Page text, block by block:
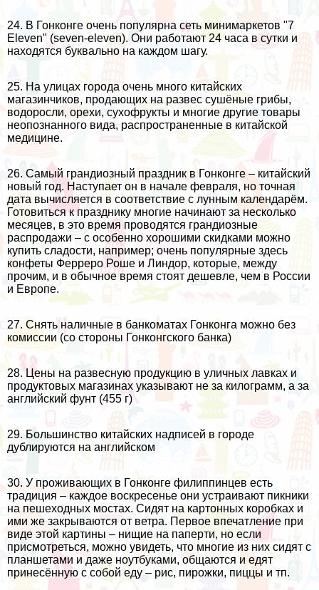
24. В Гонконге очень популярна сеть минимаркетов "7
Eleven" (seven-eleven). Они работают 24 часа в сутки и
находятся буквально на каждом шагу.
25. На улицах города очень много китайских
магазинчиков, продающих на развес сушёные грибы,
водоросли, орехи, сухофрукты и многие другие товары
неопознанного вида, распространенные в китайской
медицине.
26. Самый грандиозный праздник в Гонконге – китайский
новый год. Наступает он в начале февраля, но точная
дата вычисляется в соответствие с лунным календарём.
Готовиться к празднику многие начинают за несколько
месяцев, в это время проводятся грандиозные
распродажи – с особенно хорошими скидками можно
купить сладости, например; очень популярные здесь
конфеты Ферреро Роше и Линдор, которые, между
прочим, и в обычное время стоят дешевле, чем в России
и Европе.
27. Снять наличные в банкоматах Гонконга можно без
комиссии (со стороны Гонконгского банка)
28. Цены на развесную продукцию в уличных лавках и
продуктовых магазинах указывают не за килограмм, а за
английский фунт (455 г)
29. Большинство китайских надписей в городе
дублируются на английском
30. У проживающих в Гонконге филиппинцев есть
традиция – каждое воскресенье они устраивают пикники
на пешеходных мостах. Сидят на картонных коробках и
ими же закрываются от ветра. Первое впечатление при
виде этой картины – нищие на паперти, но если
присмотреться, можно увидеть, что многие из них сидят с
планшетами и даже ноутбуками, общаются и едят
принесённую с собой еду – рис, пирожки, пиццы и тп.